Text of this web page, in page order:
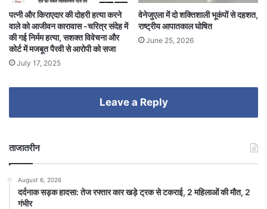
पत्नी और किराएदार की दोहरी हत्या करने
वाले को आजीवन कारावास -चरित्र संदेह में
की गई निर्मम हत्या, सशक्त विवेचना और
कोर्ट में मजबूत पैरवी से आरोपी को सजा
July 17, 2025
वेनेजुएला में दो शक्तिशाली भूकंपों से दहशत,
राष्ट्रीय आपातकाल घोषित
June 25, 2026
Leave a Reply
ताजातरीन
August 6, 2026
दर्दनाक सड़क हादसा: तेज रफ्तार कार खड़े ट्रक से टकराई, 2 महिलाओं की मौत, 2
गंभीर